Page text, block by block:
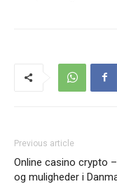
Previous article
Online casino crypto
og muligheder i